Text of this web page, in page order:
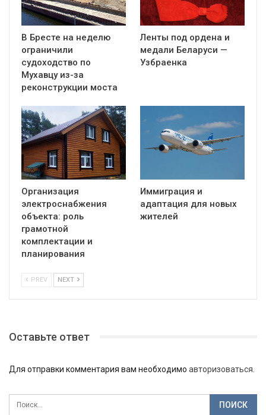
В Бресте на неделю
ограничили
судоходство по
Мухавцу из-за
реконструкции моста
Ленты под ордена и
медали Беларуси —
Узбраенка
Организация
электроснабжения
объекта: роль
грамотной
комплектации и
планирования
Иммиграция и
адаптация для новых
жителей
PREV NEXT
Оставьте ответ
Для отправки комментария вам необходимо авторизоваться